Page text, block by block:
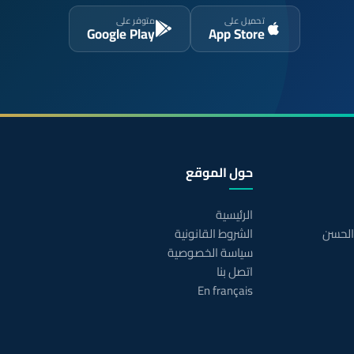
تحميل على
App Store
متوفر على
Google Play
حول الموقع
الرئيسية
الشروط القانونية
سياسة الخصوصية
اتصل بنا
En français